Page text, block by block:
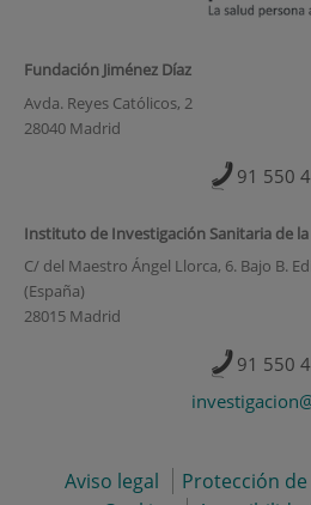
Fundación Jiménez Díaz
Avda. Reyes Católicos, 2
28040 Madrid
91 550
Instituto de Investigación Sanitaria de la
C/ del Maestro Ángel Llorca, 6. Bajo B.
(España)
28015 Madrid
91 550
Aviso legal Protección